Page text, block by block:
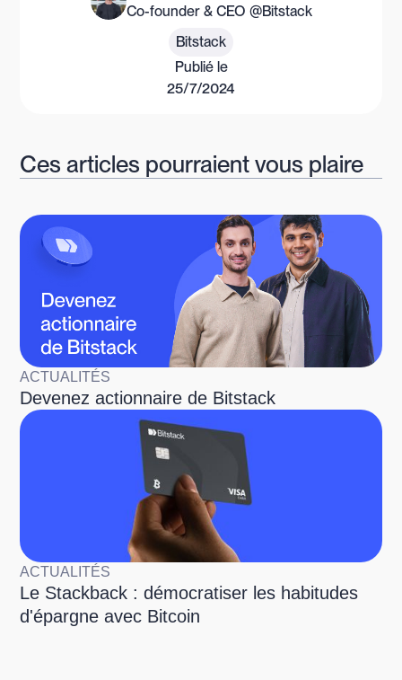
Co-founder & CEO @Bitstack
Bitstack
Publié le
25/7/2024
Ces articles pourraient vous plaire
ACTUALITÉS
Devenez actionnaire de Bitstack
ACTUALITÉS
Le Stackback : démocratiser les habitudes
d'épargne avec Bitcoin